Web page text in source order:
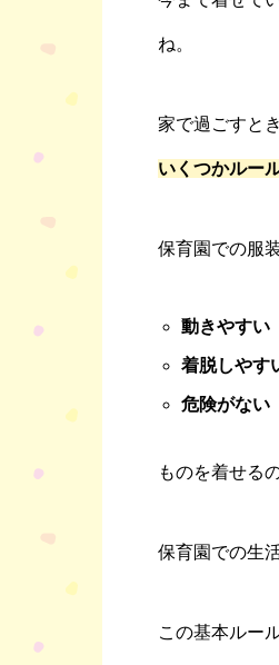
ね。
家で過ごすと
いくつかルー
保育園での服装
動きやすい
着脱しやす
危険がない
ものを着せる
保育園での生
この基本ルー